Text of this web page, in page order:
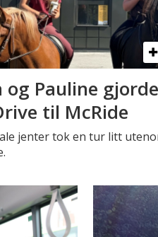
og Pauline gjorde
til McRide
jenter tok en tur litt